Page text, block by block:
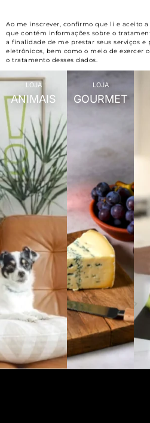
Ao me inscrever, confirmo que li e aceito
que contém informações sobre o
a finalidade de me prestar seus serviços e
eletrônicos, bem como o meio de exercer
o tratamento desses dados.
LOJA
ANIMAIS
LOJA
GOURMET